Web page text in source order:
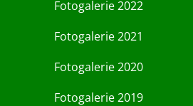
Fotogalerie 2022
Fotogalerie 2021
Fotogalerie 2020
Fotogalerie 2019